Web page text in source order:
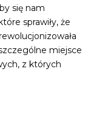
się nam
sprawiły, że
miejsce
z których